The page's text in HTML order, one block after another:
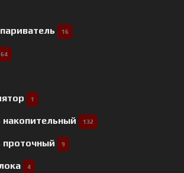
16
64
1
накопительный 132
проточный 9
4